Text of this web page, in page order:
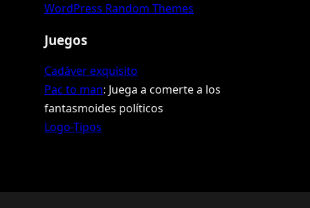
WordPress Random Themes
Juegos
Cadáver exquisito
Pac to man: Juega a comerte a los
fantasmoides políticos
Logo-Tipos